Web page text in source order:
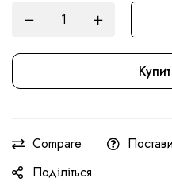
Compare
Поділіться